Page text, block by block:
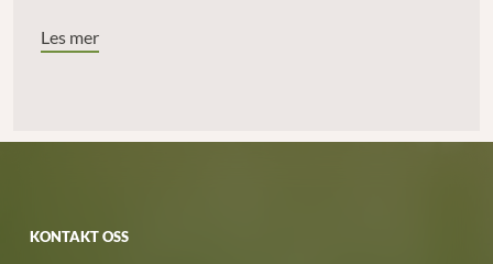
Les mer
KONTAKT OSS